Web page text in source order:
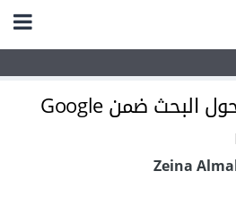
استفسار حول البحث ضمن Google